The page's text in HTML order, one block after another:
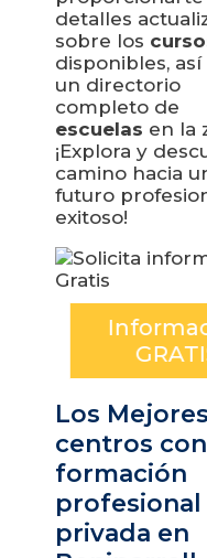
detalles
sobre los
disponibles,
un directorio
completo de
escuelas en la
¡Explora y
camino hacia
futuro
exitoso!
Los Mejores
centros con
formación
profesional
privada en